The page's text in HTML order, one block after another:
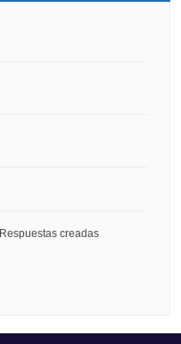
Respuestas creadas